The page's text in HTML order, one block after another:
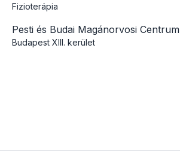
Fizioterápia
Pesti és Budai Magánorvosi Centrum
Budapest XIII. kerület